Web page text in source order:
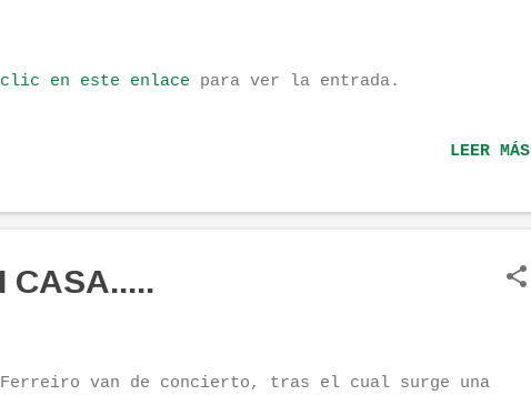
clic en este enlace para ver la entrada.
LEER MÁS
CASA.....
van de concierto, tras el cual surge una